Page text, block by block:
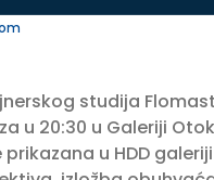
studija
u 20:30 u Galeriji
u HDD